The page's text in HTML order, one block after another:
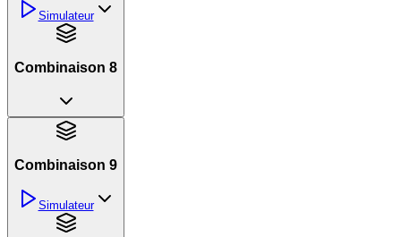
Simulateur
Combinaison 8
Combinaison 9
Simulateur